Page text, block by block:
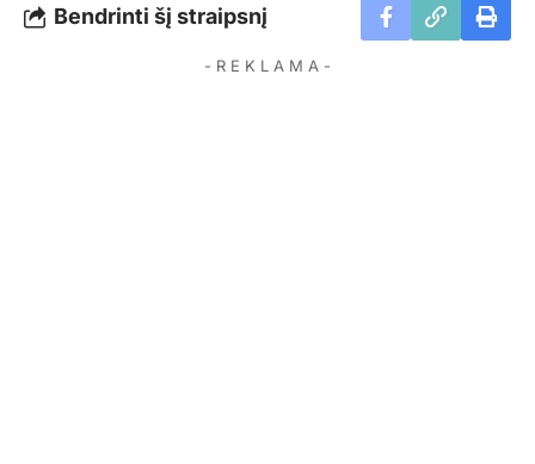
Bendrinti šį straipsnį
- R E K L A M A -